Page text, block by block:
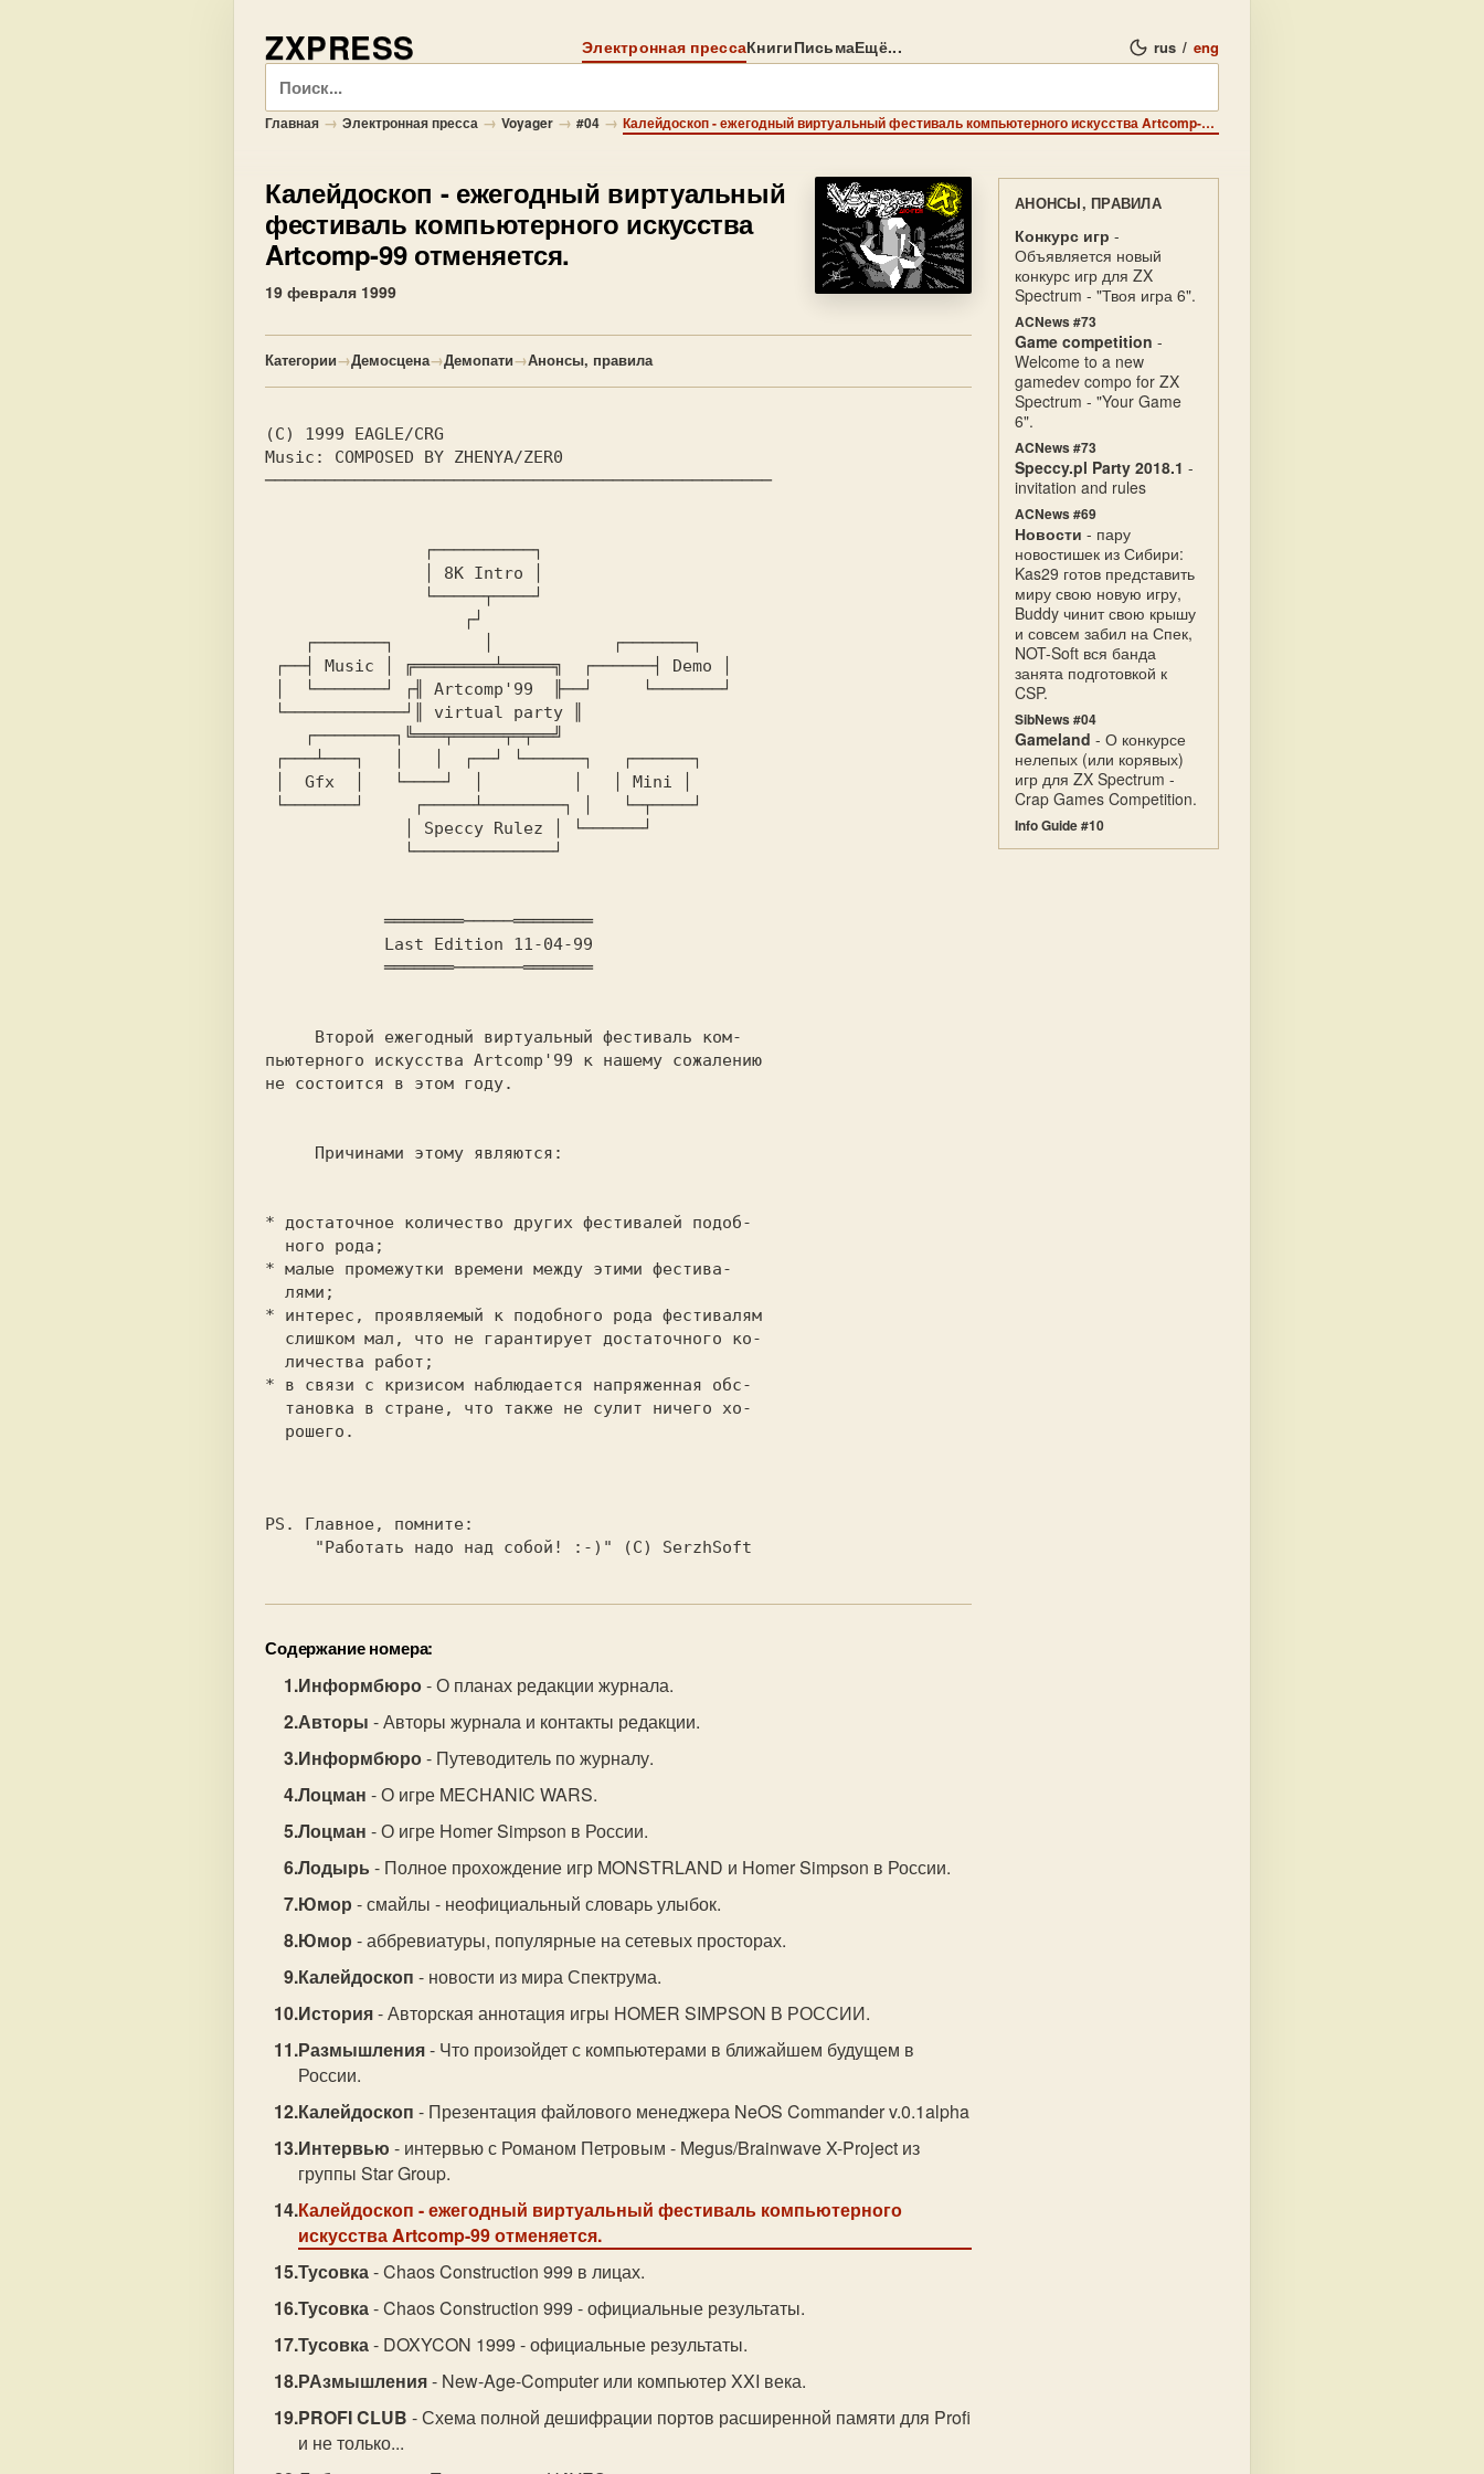
ZXPRESS Электронная прессаКнигиПисьмаЕщё... rus / eng
Поиск
Главная → Электронная пресса → Voyager → #04 → Калейдоскоп - ежегодный виртуальный фестиваль компьютерного искусства Artcomp-99 отменяется.
Калейдоскоп - ежегодный виртуальный
фестиваль компьютерного искусства
Artcomp-99 отменяется.
19 февраля 1999
Категории→Демосцена→Демопати→Анонсы, правила
8K Intro
┌──┤ Music │ ╔════════╧═════╗  ┌──────┤ Demo
│  └───────┘ ┌╢ Artcomp'99  ╟──┘     └───────┘
└────────────┘║ virtual party
Gfx │   └────┘  │         │   │ Mini
Speccy Rulez
│ └──────┘
пьютерного искусства Artcomp'99 к нашему сожалению
* достаточное количество других фестивалей подоб-
* малые промежутки времени между этими фестива-
* интерес, проявляемый к подобного рода фестивалям
* в связи с кризисом наблюдается напряженная обс-
PS.
     "Работать надо над собой!
:-) "
Содержание номера:
Информбюро- О планах редакции журнала.
Авторы - Авторы журнала и контакты редакции.
Информбюро- Путеводитель по журналу.
Лоцман - О игре MECHANIC WARS.
Лоцман - О игре Homer Simpson в России.
Лодырь - Полное прохождение игр MONSTRLAND и Homer Simpson в России.
Юмор - смайлы - неофициальный словарь улыбок.
Юмор - аббревиатуры, популярные на сетевых просторах.
Калейдоскоп - новости из мира Спектрума.
История- Авторская аннотация игры HOMER SIMPSON В РОССИИ.
Размышления- Что произойдет с компьютерами в ближайшем будущем в
России.
Калейдоскоп - Презентация файлового менеджера NeOS Commander v.0.1alpha
Интервью - интервью с Романом Петровым - Megus/Brainwave X-Project из
группы Star Group.
Калейдоскоп - ежегодный виртуальный фестиваль компьютерного
искусства Artcomp-99 отменяется.
Тусовка- Chaos Construction 999 в лицах.
Тусовка- Chaos Construction 999 - официальные результаты.
Тусовка- DOXYCON 1999 - официальные результаты.
РАзмышления- New-Age-Computer или компьютер XXI века.
PROFI CLUB - Схема полной дешифрации портов расширенной памяти для Profi
и не только...
АНОНСЫ, ПРАВИЛА
Конкурс игр -
Объявляется новый
конкурс игр для ZX
Spectrum - "Твоя игра 6".
ACNews #73
Game competition -
Welcome to a new
gamedev compo for ZX
Spectrum - "Your Game
6".
ACNews #73
Speccy.pl Party 2018.1 -
invitation and rules
ACNews #69
Новости - пару
новостишек из Сибири:
Kas29 готов представить
миру свою новую игру,
Buddy чинит свою крышу
и совсем забил на Спек,
NOT-Soft вся банда
занята подготовкой к
CSP.
SibNews #04
Gameland - О конкурсе
нелепых (или корявых)
игр для ZX Spectrum -
Crap Games Competition.
Info Guide #10